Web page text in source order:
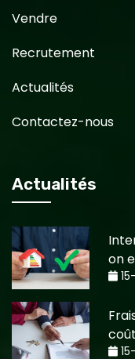
Vendre
Recrutement
Actualités
Contactez-nous
Actualités
on